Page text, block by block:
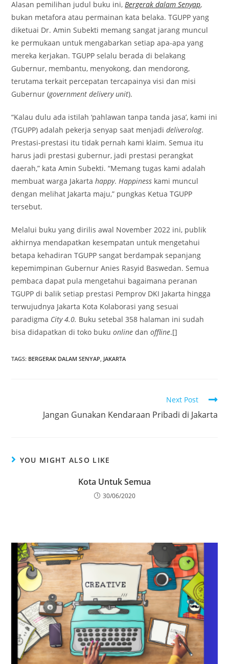
Alasan pemilihan judul buku ini,Bergerak dalam Senyap,
bukan metafora atau permainan kata belaka. TGUPP yang
diketuai Dr. Amin Subekti memang sangat jarang muncul
ke permukaan untuk mengabarkan setiap apa-apa yang
mereka kerjakan. TGUPP selalu berada di belakang
Gubernur, membantu, menyokong, dan mendorong,
terutama terkait percepatan tercapainya visi dan misi
Gubernur (government delivery unit).
“Kalau dulu ada istilah ‘pahlawan tanpa tanda jasa’, kami ini
(TGUPP) adalah pekerja senyap saat menjadideliverolog.
Prestasi-prestasi itu tidak pernah kami klaim. Semua itu
harus jadi prestasi gubernur, jadi prestasi perangkat
daerah,” kata Amin Subekti. “Memang tugas kami adalah
membuat warga Jakartahappy.Happiness kami muncul
dengan melihat Jakarta maju,” pungkas Ketua TGUPP
tersebut.
Melalui buku yang dirilis awal November 2022 ini, publik
akhirnya mendapatkan kesempatan untuk mengetahui
betapa kehadiran TGUPP sangat berdampak sepanjang
kepemimpinan Gubernur Anies Rasyid Baswedan. Semua
pembaca dapat pula mengetahui bagaimana peranan
TGUPP di balik setiap prestasi Pemprov DKI Jakarta hingga
terwujudnya Jakarta Kota Kolaborasi yang sesuai
paradigma City 4.0. Buku setebal 358 halaman ini sudah
bisa didapatkan di toko bukuonlinedanoffline.[]
TAGS: BERGERAK DALAM SENYAP, JAKARTA
Next Post
Jangan Gunakan Kendaraan Pribadi di Jakarta
YOU MIGHT ALSO LIKE
Kota Untuk Semua
30/06/2020